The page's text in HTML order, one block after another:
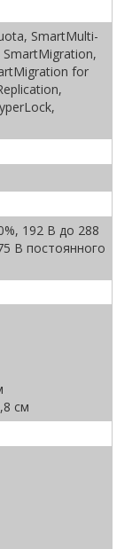
SmartMulti-
SmartMigration,
for
192 В до 288
В постоянного
см